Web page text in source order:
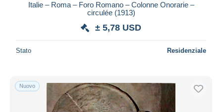
Italie – Roma – Foro Romano – Colonne Onorarie –
circulée (1913)
± 5,78 USD
Stato Residenziale
Nuovo